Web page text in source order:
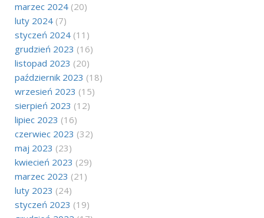
marzec 2024 (20)
luty 2024 (7)
styczeń 2024 (11)
grudzień 2023 (16)
listopad 2023 (20)
październik 2023 (18)
wrzesień 2023 (15)
sierpień 2023 (12)
lipiec 2023 (16)
czerwiec 2023 (32)
maj 2023 (23)
kwiecień 2023 (29)
marzec 2023 (21)
luty 2023 (24)
styczeń 2023 (19)